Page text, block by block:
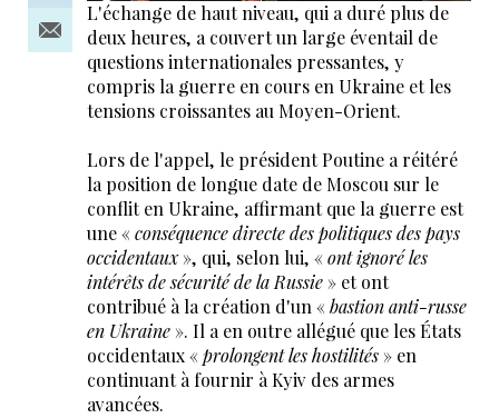
L'échange de haut niveau, qui a duré plus de
deux heures, a couvert un large éventail de
questions internationales pressantes, y
compris la guerre en cours en Ukraine et les
tensions croissantes au Moyen-Orient.
Lors de l'appel, le président Poutine a réitéré
la position de longue date de Moscou sur le
conflit en Ukraine, affirmant que la guerre est
une «conséquence directe des politiques des pays
occidentaux», qui, selon lui, «ont ignoré les
intérêts de sécurité de la Russie » et ont
contribué à la création d'un «bastion anti-russe
en Ukraine ». Il a en outre allégué que les États
occidentaux «prolongent les hostilités» en
continuant à fournir à Kyiv des armes
avancées.